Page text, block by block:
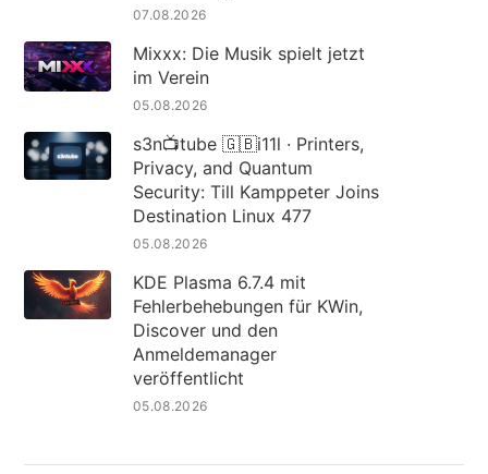
07.08.2026
Mixxx: Die Musik spielt jetzt
im Verein
05.08.2026
s3n📺tube 🇬🇧i11l · Printers,
Privacy, and Quantum
Security: Till Kamppeter Joins
Destination Linux 477
05.08.2026
KDE Plasma 6.7.4 mit
Fehlerbehebungen für KWin,
Discover und den
Anmeldemanager
veröffentlicht
05.08.2026